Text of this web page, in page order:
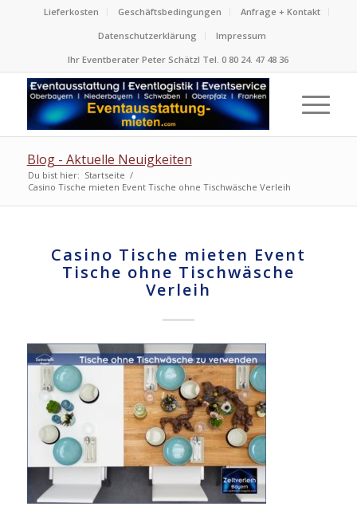
Lieferkosten Geschäftsbedingungen
Anfrage + Kontakt
Datenschutzerklärung
Impressum
Ihr Eventberater Peter Schätzl Tel. 0 80 24. 47 48 36
Blog - Aktuelle Neuigkeiten
Du bist hier: Startseite /
Casino Tische mieten Event Tische ohne Tischwäsche Verleih
Casino Tische mieten Event
Tische ohne Tischwäsche
Verleih